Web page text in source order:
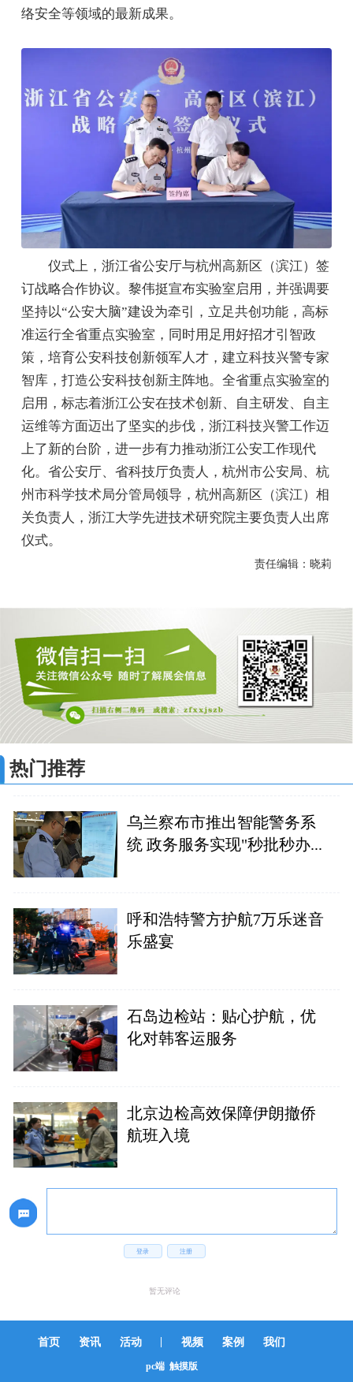
络安全等领域的最新成果。
仪式上，浙江省公安厅与杭州高新区（滨江）签
订战略合作协议。黎伟挺宣布实验室启用，并强调要
坚持以“公安大脑”建设为牵引，立足共创功能，高标
准运行全省重点实验室，同时用足用好招才引智政
策，培育公安科技创新领军人才，建立科技兴警专家
智库，打造公安科技创新主阵地。全省重点实验室的
启用，标志着浙江公安在技术创新、自主研发、自主
运维等方面迈出了坚实的步伐，浙江科技兴警工作迈
上了新的台阶，进一步有力推动浙江公安工作现代
化。省公安厅、省科技厅负责人，杭州市公安局、杭
州市科学技术局分管局领导，杭州高新区（滨江）相
关负责人，浙江大学先进技术研究院主要负责人出席
仪式。
责任编辑：晓莉
热门推荐
乌兰察布市推出智能警务系
统 政务服务实现"秒批秒办...
呼和浩特警方护航7万乐迷音
乐盛宴
石岛边检站：贴心护航，优
化对韩客运服务
北京边检高效保障伊朗撤侨
航班入境
登录 注册
暂无评论
首页 资讯 活动 | 视频 案例 我们
pc端 触摸版